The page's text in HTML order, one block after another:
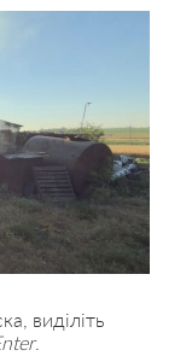
виділіть
.